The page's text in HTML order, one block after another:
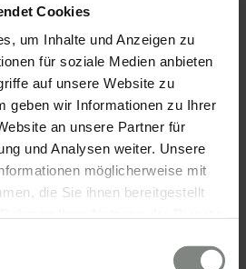
Cookies
um Inhalte und Anzeigen zu
für soziale Medien anbieten
auf unsere Website zu
geben wir Informationen zu Ihrer
an unsere Partner für
und Analysen weiter. Unsere
möglicherweise mit
die Sie ihnen bereitgestellt
Webseite weiterhin nutzen.